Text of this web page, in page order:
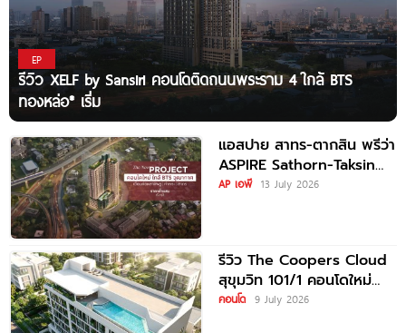
EP
รีวิว XELF by Sansiri คอนโดติดถนนพระราม 4 ใกล้ BTS
ทองหล่อ* เริ่ม
แอสปาย สาทร-ตากสิน พรีว่า
ASPIRE Sathorn-Taksin
Priva คอนโด High-Rise
AP เอพี 13 July 2026
รีวิว The Coopers Cloud
สุขุมวิท 101/1 คอนโดใหม่
แต่งครบพร้อมเฟอร์ฯ ใกล้
คอนโด 9 July 2026